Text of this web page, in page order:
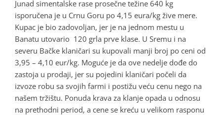
Junad simentalske rase prosečne težine 640 kg
isporučena je u Crnu Goru po 4,15 eura/kg žive mere.
Kupac je bio zadovoljan, jer je na jednom mestu u
Banatu utovario 120 grla prve klase. U Sremu i na
severu Bačke klaničari su kupovali manji broj po ceni od
3,95 – 4,10 eur/kg. Moguće je da ove nedelje dođe do
zastoja u prodaji, jer su pojedini klaničari počeli da
izvoze robu sa svojih farmi i postižu veću cenu nego na
našem tržištu. Ponuda krava za klanje opada u odnosu
na prethodni period, a cene se kreću u velikom rasponu